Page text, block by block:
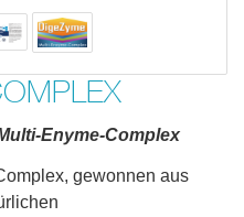
Enyme-Complex
gewonnen aus